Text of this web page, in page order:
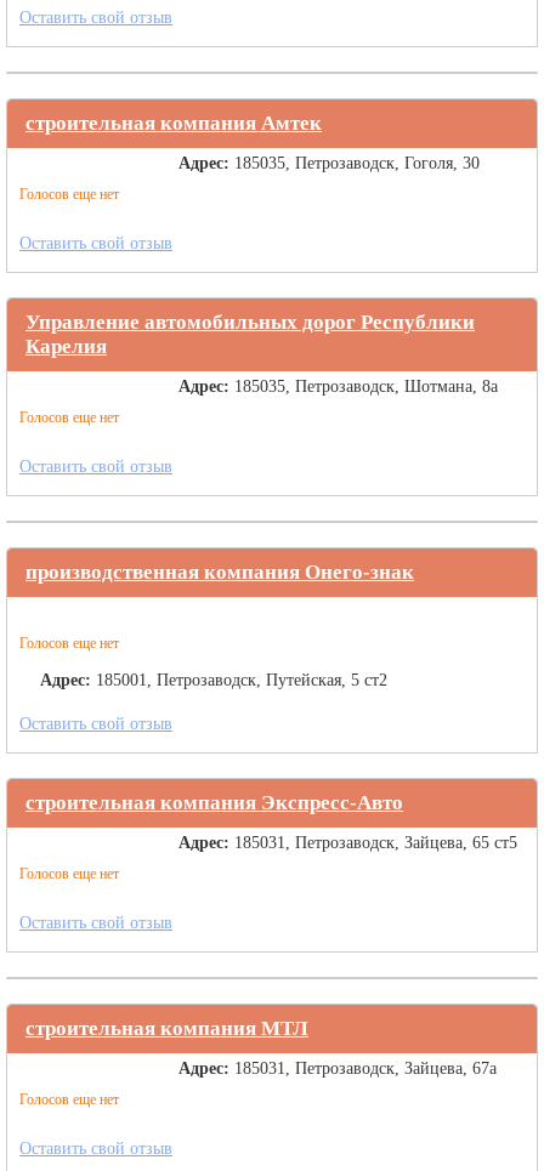
Оставить свой отзыв
строительная компания Амтек
Голосов еще нет
Адрес: 185035, Петрозаводск, Гоголя, 30
Оставить свой отзыв
Управление автомобильных дорог Республики
Карелия
Голосов еще нет
Адрес: 185035, Петрозаводск, Шотмана, 8а
Оставить свой отзыв
производственная компания Онего-знак
Голосов еще нет
Адрес: 185001, Петрозаводск, Путейская, 5 ст2
Оставить свой отзыв
строительная компания Экспресс-Авто
Голосов еще нет
Адрес: 185031, Петрозаводск, Зайцева, 65 ст5
Оставить свой отзыв
строительная компания МТЛ
Голосов еще нет
Адрес: 185031, Петрозаводск, Зайцева, 67а
Оставить свой отзыв